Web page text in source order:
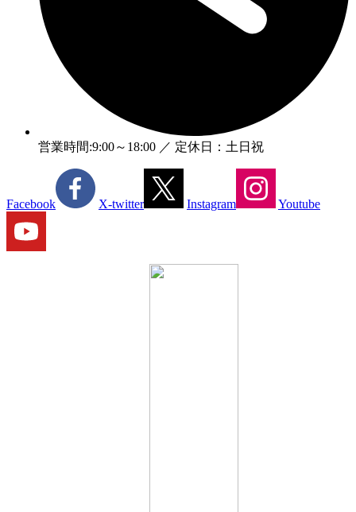
営業時間:9:00～18:00 ／ 定休日：土日祝
Facebook X-twitter Instagram Youtube